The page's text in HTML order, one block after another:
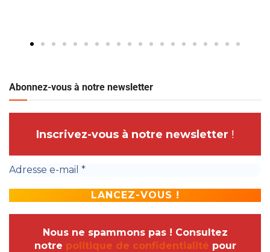
Abonnez-vous à notre newsletter
Inscrivez-vous à notre newsletter !
Nous ne spammons pas ! Consultez
notre politique de confidentialité pour